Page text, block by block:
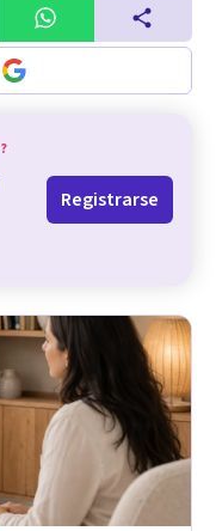
?
Registrarse